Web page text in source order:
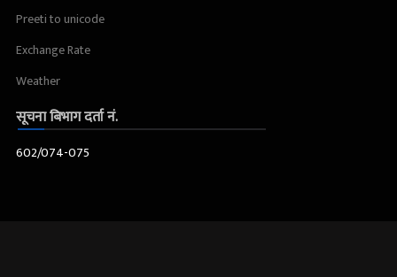
Preeti to unicode
Exchange Rate
Weather
सूचना बिभाग दर्ता नं.
602/074-075